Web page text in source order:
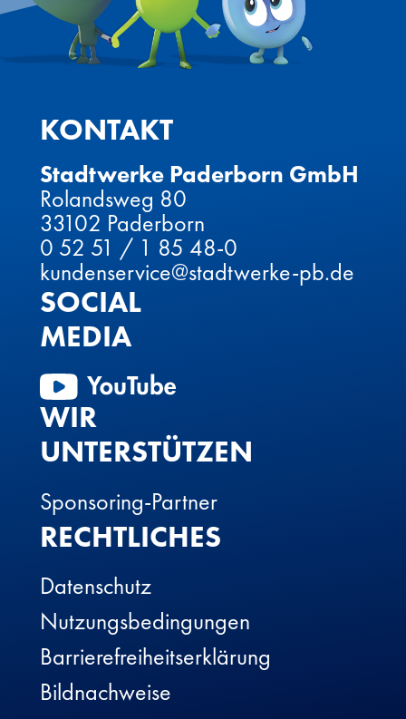
KONTAKT
Stadtwerke Paderborn GmbH
Rolandsweg 80
33102 Paderborn
0 52 51 / 1 85 48-0
kundenservice@stadtwerke-pb.de
SOCIAL
MEDIA
WIR
UNTERSTÜTZEN
Sponsoring-Partner
RECHTLICHES
Datenschutz
Nutzungsbedingungen
Barrierefreiheitserklärung
Bildnachweise